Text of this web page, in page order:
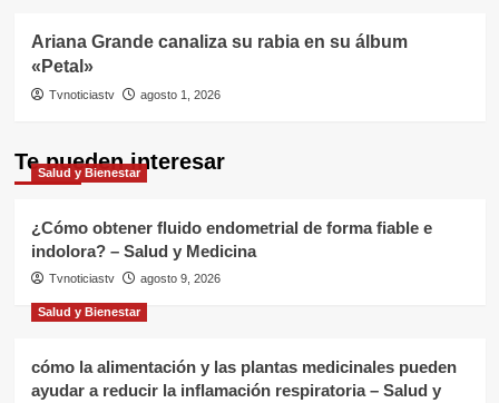
Ariana Grande canaliza su rabia en su álbum
«Petal»
Tvnoticiastv agosto 1, 2026
Te pueden interesar
Salud y Bienestar
¿Cómo obtener fluido endometrial de forma fiable e
indolora? – Salud y Medicina
Tvnoticiastv agosto 9, 2026
Salud y Bienestar
cómo la alimentación y las plantas medicinales pueden
ayudar a reducir la inflamación respiratoria – Salud y